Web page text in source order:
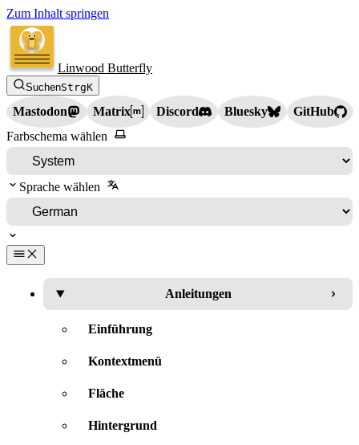
Zum Inhalt springen
Linwood Butterfly
SuchenStrgK
Mastodon Matrix Discord Bluesky
GitHub
Farbschema wählen
Sprache wählen
Anleitungen
Einführung
Kontextmenü
Fläche
Hintergrund